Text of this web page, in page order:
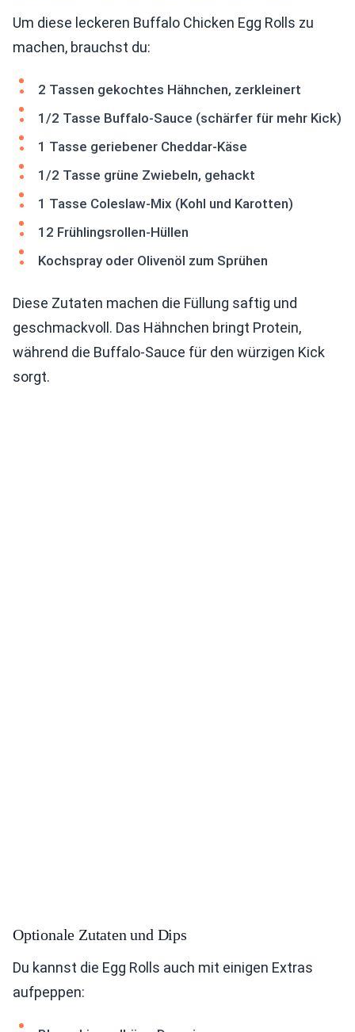
Um diese leckeren Buffalo Chicken Egg Rolls zu
machen, brauchst du:
2 Tassen gekochtes Hähnchen, zerkleinert
1/2 Tasse Buffalo-Sauce (schärfer für mehr Kick)
1 Tasse geriebener Cheddar-Käse
1/2 Tasse grüne Zwiebeln, gehackt
1 Tasse Coleslaw-Mix (Kohl und Karotten)
12 Frühlingsrollen-Hüllen
Kochspray oder Olivenöl zum Sprühen
Diese Zutaten machen die Füllung saftig und
geschmackvoll. Das Hähnchen bringt Protein,
während die Buffalo-Sauce für den würzigen Kick
sorgt.
Optionale Zutaten und Dips
Du kannst die Egg Rolls auch mit einigen Extras
aufpeppen: